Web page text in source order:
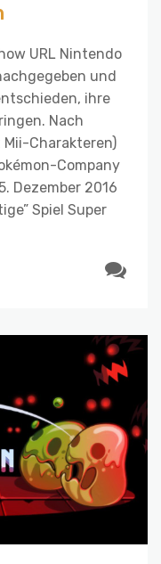
URL Nintendo
und
ihre
Nach
Charakteren)
Company
Dezember 2016
Spiel Super